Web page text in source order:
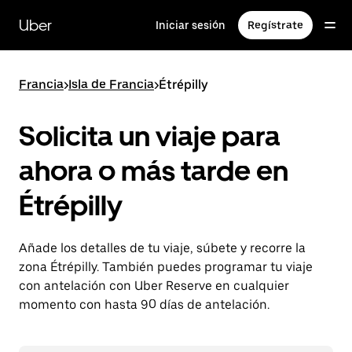
contenido
principal
Uber Iniciar sesión Regístrate
Francia>Isla de Francia>Étrépilly
Solicita un viaje para
ahora o más tarde en
Étrépilly
Añade los detalles de tu viaje, súbete y recorre la
zona Étrépilly. También puedes programar tu viaje
con antelación con Uber Reserve en cualquier
momento con hasta 90 días de antelación.